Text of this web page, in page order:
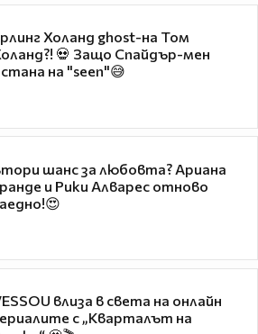
Холанд ghost-на Том
💀 Защо Спайдър-мен
на "seen"😅
шанс за любовта? Ариана
и Рики Алварес отново
влиза в света на онлайн
с „Кварталът на